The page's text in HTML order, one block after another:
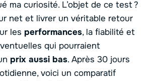
ma curiosité. L’objet de ce test ?
net et livrer un véritable retour
les performances, la fiabilité et
qui pourraient
prix aussi bas. Après 30 jours
voici un comparatif